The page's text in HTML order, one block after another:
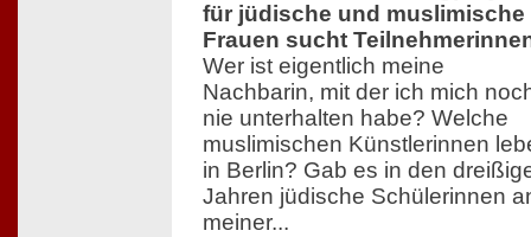
für jüdische und muslimische
Frauen sucht
Wer ist eigentlich meine
Nachbarin, mit der ich mich
nie unterhalten habe? Welche
muslimischen Künstlerinnen
in Berlin? Gab es in den
Jahren jüdische Schülerinnen
meiner...